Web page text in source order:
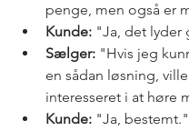
penge, men også er
Kunde: "Ja, det lyder
Sælger: "Hvis jeg
en sådan løsning,
interesseret i at høre
Kunde: "Ja, bestemt."